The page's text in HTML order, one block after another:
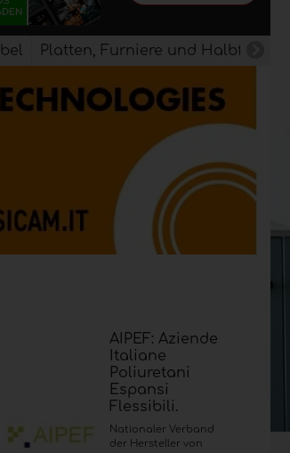
Platten, Furniere und
AIPEF: Aziende
Italiane
Poliuretani
Espansi
Flessibili.
Nationaler Verband
der Hersteller von